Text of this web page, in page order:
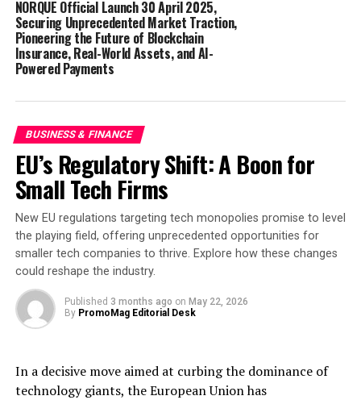
1. Fehlertoleranz: Das System kann auch dann
ordnungsgemäß funktionieren, wenn bis zu einem
Drittel der Knoten böswillig sind. Datenänderungen
erfordern sogar zwei Drittel böswillige Knoten.
unter Netzwerkvolatilitäts- und
Nachrichtenverzögerungsbedingungen (Asynchronous).
3. Einfach zu integrieren: Honey Badger BFT kann
problemlos in bestehende Systeme integriert werden,
was die Verwendung für Entwickler vereinfacht.
Die Implementierung der Honey Badger BFT-
Technologie im DMD Diamond-Projekt bietet ein hohes
Maß an Sicherheit und Zuverlässigkeit für das System.
Diese Technologie gibt den Marktteilnehmern
Aktionen skrupelloser Knoten schützt.
NORQUE Official Launch 30 April 2025,
Securing Unprecedented Market Traction,
Pioneering the Future of Blockchain
Insurance, Real-World Assets, and AI-
Powered Payments
BUSINESS & FINANCE
EU’s Regulatory Shift: A Boon for
Small Tech Firms
New EU regulations targeting tech monopolies promise to level
the playing field, offering unprecedented opportunities for
smaller tech companies to thrive. Explore how these changes
could reshape the industry.
Published 3 months ago on May 22, 2026
By PromoMag Editorial Desk
In a decisive move aimed at curbing the dominance of
technology giants, the European Union has